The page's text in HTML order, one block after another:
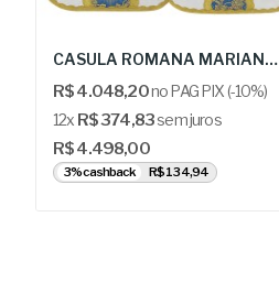
CASULA ROMANA MARIANA - ARS RW09-KN25
R$ 4.048,20no PAG PIX (-10%)
12x R$ 374,83sem juros
R$ 4.498,00
3% cashback R$ 134,94